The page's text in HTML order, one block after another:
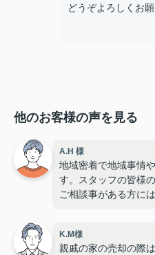
どうぞよろしくお願
他のお客様の声を見る
A.H 様
地域密着で地域事情
す。スタッフの皆様
ご相談事がある方に
K.M様
親戚の家の売却の際